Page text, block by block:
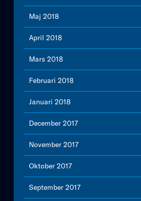
Maj 2018
April 2018
Mars 2018
Februari 2018
Januari 2018
December 2017
November 2017
Oktober 2017
September 2017